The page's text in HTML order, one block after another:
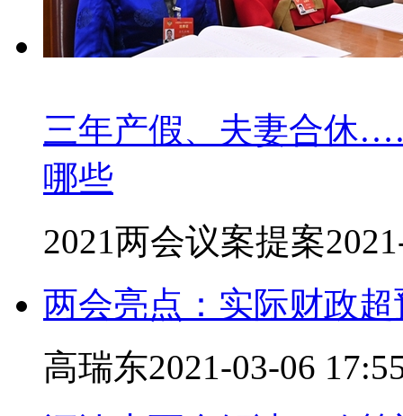
三年产假、夫妻合休
哪些
2021两会议案提案
两会亮点：实际财政
高瑞东2021-03-06